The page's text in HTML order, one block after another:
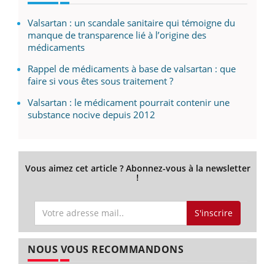
Valsartan : un scandale sanitaire qui témoigne du
manque de transparence lié à l’origine des
médicaments
Rappel de médicaments à base de valsartan : que
faire si vous êtes sous traitement ?
Valsartan : le médicament pourrait contenir une
substance nocive depuis 2012
Vous aimez cet article ? Abonnez-vous à la newsletter
!
S'inscrire
NOUS VOUS RECOMMANDONS